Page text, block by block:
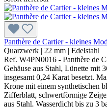
Panthère de Cartier - kleines
Quarzwerk | 22 mm | Edelstahl
Ref. W4PN0016 - Panthère de
Gehäuse aus Stahl, Lünette mit
insgesamt 0,24 Karat besetzt.
Krone mit einem synthetischen
Zifferblatt, schwertförmige
aus Stahl. Wasserdicht bis zu 3